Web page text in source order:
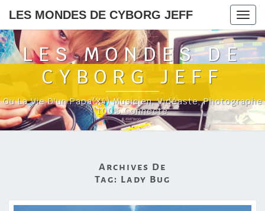
LES MONDES DE CYBORG JEFF
LES MONDES DE
CYBORG JEFF
Ou La Vie D'un Papa(x4) Musicien, Vidéaste, Photographe
100% Connecté
Archives De
Tag: Lady Bug